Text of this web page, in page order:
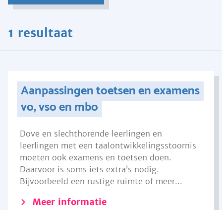
1 resultaat
Aanpassingen toetsen en examens
vo, vso en mbo
Dove en slechthorende leerlingen en
leerlingen met een taalontwikkelingsstoornis
moeten ook examens en toetsen doen.
Daarvoor is soms iets extra’s nodig.
Bijvoorbeeld een rustige ruimte of meer...
Meer informatie